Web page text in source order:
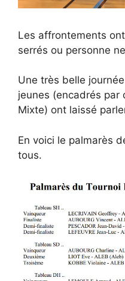
Les affrontements
serrés ou personne
Une très belle
jeunes (encadrés par
Mixte) ont laissé
En voici le palmarès
tous.